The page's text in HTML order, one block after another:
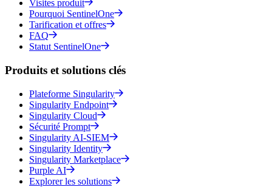
Visites produit
Pourquoi SentinelOne
Tarification et offres
FAQ
Statut SentinelOne
Produits et solutions clés
Plateforme Singularity
Singularity Endpoint
Singularity Cloud
Sécurité Prompt
Singularity AI-SIEM
Singularity Identity
Singularity Marketplace
Purple AI
Explorer les solutions